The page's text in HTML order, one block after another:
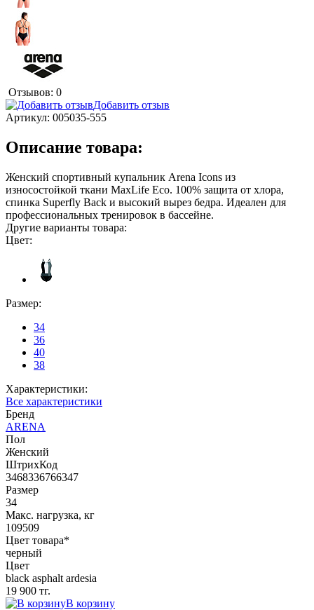
Отзывов: 0
Добавить отзыв
Артикул: 005035-555
Описание товара:
Женский спортивный купальник Arena Icons из
износостойкой ткани MaxLife Eco. 100% защита от хлора,
спинка Superfly Back и высокий вырез бедра. Идеален для
профессиональных тренировок в бассейне.
Другие варианты товара:
Цвет:
Размер:
34
36
40
38
Характеристики:
Все характеристики
Бренд
ARENA
Пол
Женский
ШтрихКод
3468336766347
Размер
34
Макс. нагрузка, кг
109509
Цвет товара*
черный
Цвет
black asphalt ardesia
19 900 тг.
В корзину